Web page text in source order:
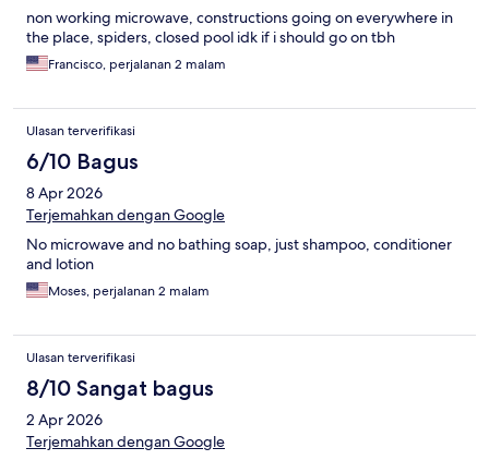
non working microwave, constructions going on everywhere in
the place, spiders, closed pool idk if i should go on tbh
Francisco, perjalanan 2 malam
Ulasan terverifikasi
6/10 Bagus
8 Apr 2026
Terjemahkan dengan Google
No microwave and no bathing soap, just shampoo, conditioner
and lotion
Moses, perjalanan 2 malam
Ulasan terverifikasi
8/10 Sangat bagus
2 Apr 2026
Terjemahkan dengan Google